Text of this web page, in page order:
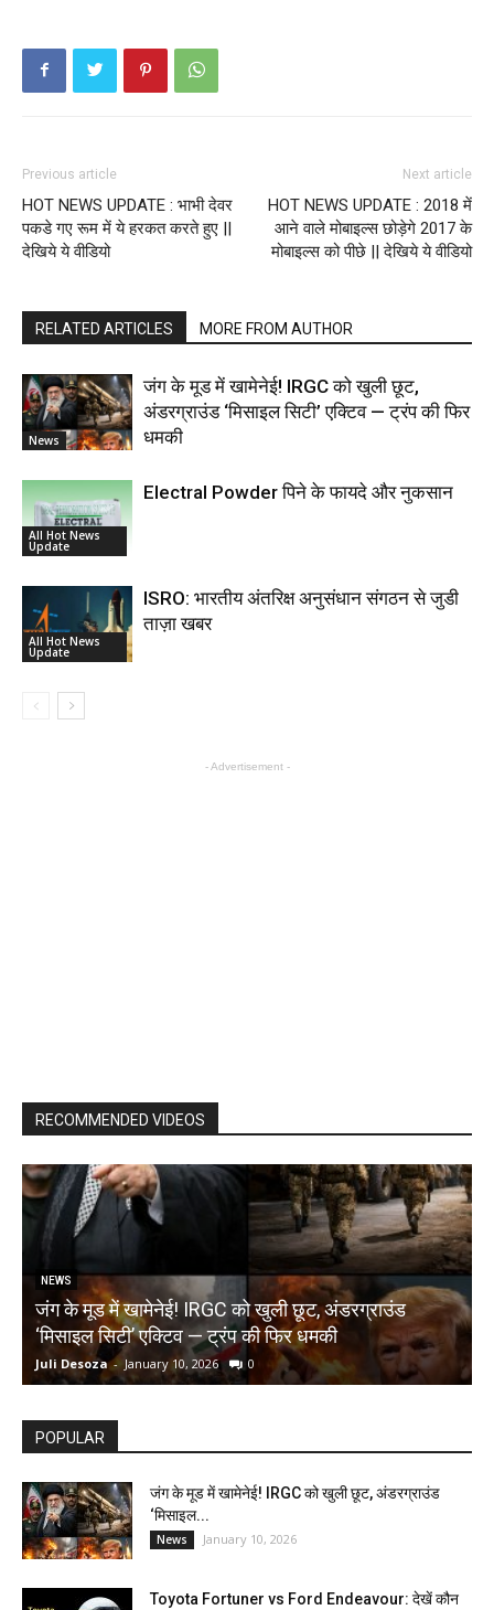
Previous article
HOT NEWS UPDATE : भाभी देवर
पकडे गए रूम में ये हरकत करते हुए ||
देखिये ये वीडियो
Next article
HOT NEWS UPDATE : 2018 में
आने वाले मोबाइल्स छोड़ेगे 2017 के
मोबाइल्स को पीछे || देखिये ये वीडियो
RELATED ARTICLES MORE FROM AUTHOR
News
जंग के मूड में खामेनेई! IRGC को खुली छूट,
अंडरग्राउंड ‘मिसाइल सिटी’ एक्टिव — ट्रंप की फिर
धमकी
All Hot News
Update
Electral Powder पिने के फायदे और नुकसान
All Hot News
Update
ISRO: भारतीय अंतरिक्ष अनुसंधान संगठन से जुडी
ताज़ा खबर
- Advertisement -
RECOMMENDED VIDEOS
NEWS
जंग के मूड में खामेनेई! IRGC को खुली छूट, अंडरग्राउंड
‘मिसाइल सिटी’ एक्टिव — ट्रंप की फिर धमकी
Juli Desoza - January 10, 2026 0
POPULAR
जंग के मूड में खामेनेई! IRGC को खुली छूट, अंडरग्राउंड
‘मिसाइल...
News January 10, 2026
Toyota Fortuner vs Ford Endeavour: देखें कौन